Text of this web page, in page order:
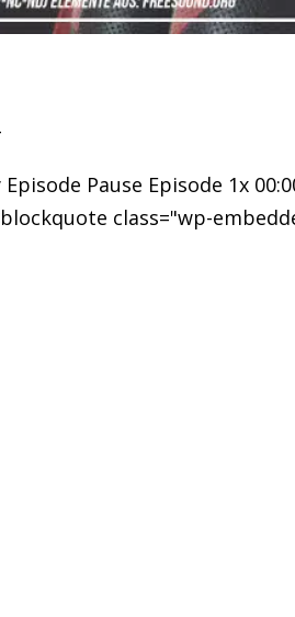
Pause Episode 1x
class="wp-